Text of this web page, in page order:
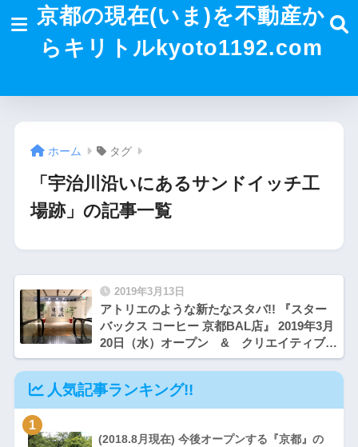
京都の現在(いま)を不動産か
らキリトルkyoto1192.com
ホーム タグ
「宇治川沿いにあるサンドイッチ工
場跡」の記事一覧
2019年3月13日
アトリエのような新たなスタバ!! 『スター
バックス コーヒー 京都BAL店』 2019年3月
20日（水）オープン & クリエイティブ・
プラットフォーム「SANDWICH」 名和晃
人気記事ランキング!!
1
(2018.8月現在) 今後オープンする『京都』の